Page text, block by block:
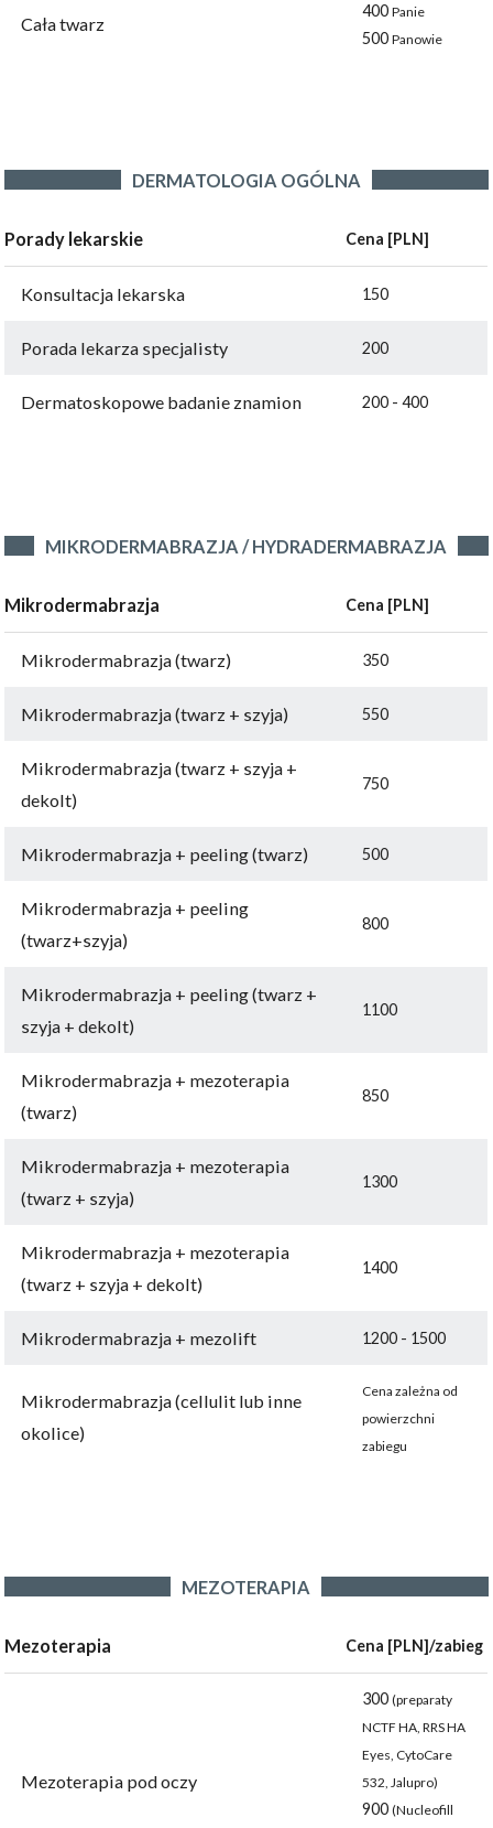
Cała twarz
400Panie
500Panowie
DERMATOLOGIA OGÓLNA
Porady lekarskie Cena [PLN]
Konsultacja lekarska 150
Porada lekarza specjalisty 200
Dermatoskopowe badanie znamion 200 - 400
MIKRODERMABRAZJA / HYDRADERMABRAZJA
Mikrodermabrazja Cena [PLN]
Mikrodermabrazja (twarz) 350
Mikrodermabrazja (twarz + szyja) 550
Mikrodermabrazja (twarz + szyja +
dekolt)
750
Mikrodermabrazja + peeling (twarz) 500
Mikrodermabrazja + peeling
(twarz+szyja)
800
Mikrodermabrazja + peeling (twarz +
szyja + dekolt)
1100
Mikrodermabrazja + mezoterapia
(twarz)
850
Mikrodermabrazja + mezoterapia
(twarz + szyja)
1300
Mikrodermabrazja + mezoterapia
(twarz + szyja + dekolt)
1400
Mikrodermabrazja + mezolift 1200 - 1500
Mikrodermabrazja (cellulit lub inne
okolice)
Cena zależna od
powierzchni
zabiegu
MEZOTERAPIA
Mezoterapia Cena [PLN]/zabieg
Mezoterapia pod oczy
300(preparaty
NCTF HA, RRS HA
Eyes, CytoCare
532, Jalupro)
900(Nucleofill